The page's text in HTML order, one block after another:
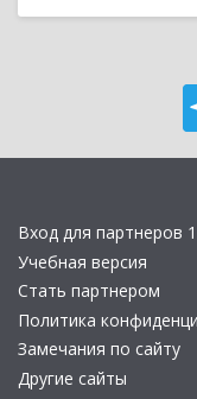
Вход для партнеров
Учебная версия
Стать партнером
Политика
Замечания по сайту
Другие сайты